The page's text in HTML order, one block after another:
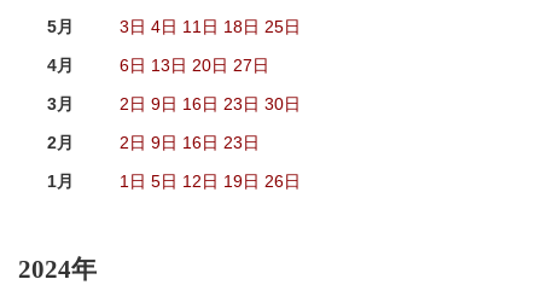
5月
3日 4日 11日 18日 25日
4月
6日 13日 20日 27日
3月
2日 9日 16日 23日 30日
2月
2日 9日 16日 23日
1月
1日 5日 12日 19日 26日
2024年